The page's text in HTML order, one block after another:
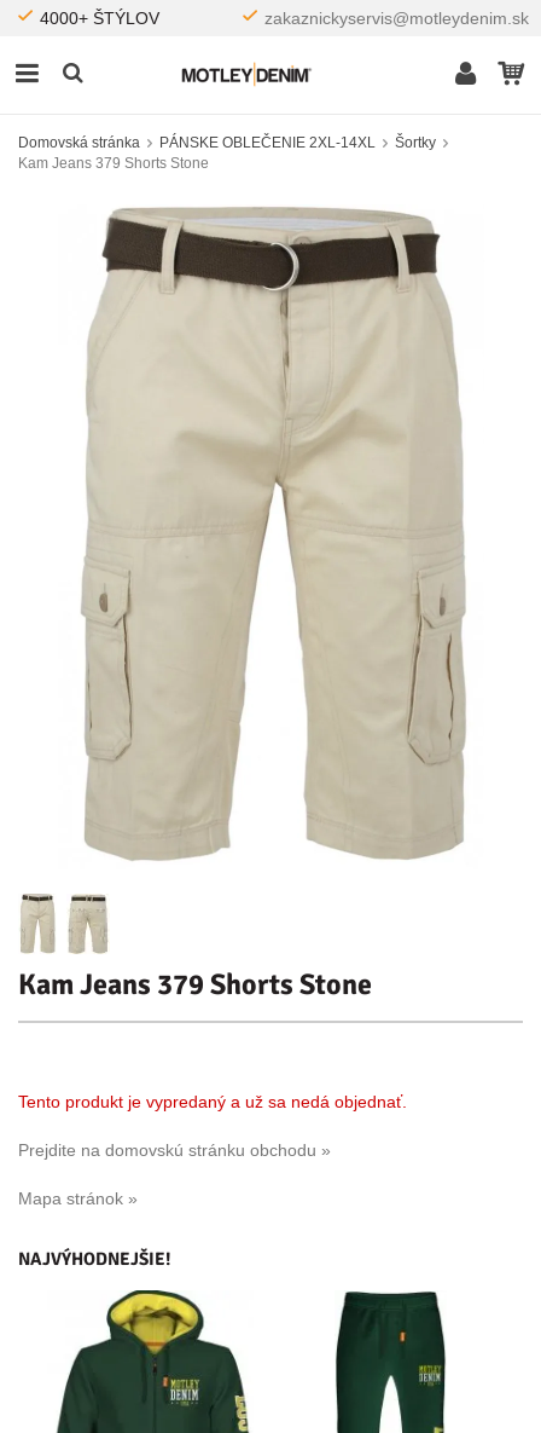
4000+ ŠTÝLOV zakaznickyservis@motleydenim.sk
Domovská stránka PÁNSKE OBLEČENIE 2XL-14XL
Šortky
Kam Jeans 379 Shorts Stone
Kam Jeans 379 Shorts Stone
Tento produkt je vypredaný a už sa nedá objednať.
Prejdite na domovskú stránku obchodu »
Mapa stránok »
NAJVÝHODNEJŠIE!